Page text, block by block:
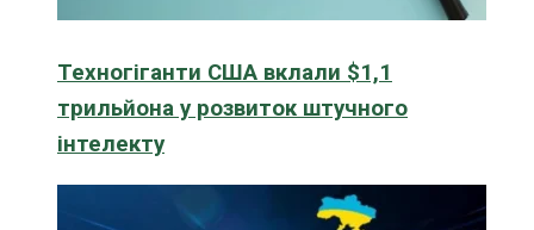
Техногіганти США вклали $1,1
трильйона у розвиток штучного
інтелекту